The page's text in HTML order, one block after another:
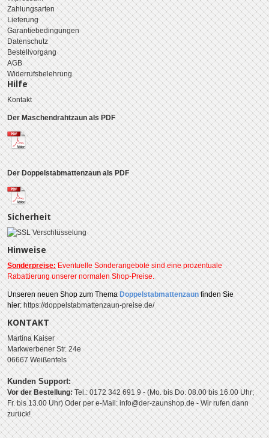
Zahlungsarten
Lieferung
Garantiebedingungen
Datenschutz
Bestellvorgang
AGB
Widerrufsbelehrung
Hilfe
Kontakt
Der Maschendrahtzaun als PDF
Der Doppelstabmattenzaun als PDF
Sicherheit
Hinweise
Sonderpreise:Eventuelle Sonderangebote sind eine prozentuale
Rabattierung unserer normalen Shop-Preise.
Unserenneuen Shop zum ThemaDoppelstabmattenzaun finden Sie
hier:https://doppelstabmattenzaun-preise.de/
KONTAKT
Martina Kaiser
Markwerbener Str. 24e
06667 Weißenfels
Kunden Support:
Vor der Bestellung:Tel.: 0172 342 691 9 - (Mo. bis Do. 08.00 bis 16.00 Uhr;
Fr. bis 13.00 Uhr)Oder per e-Mail: info@der-zaunshop.de- Wir rufen dann
zurück!